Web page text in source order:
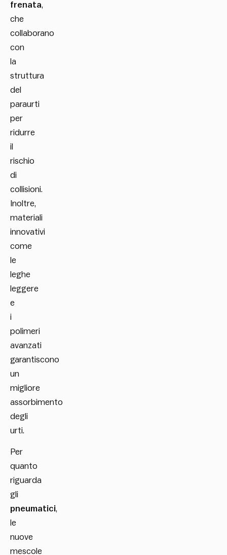
frenata,
che
collaborano
con
la
struttura
del
paraurti
per
ridurre
il
rischio
di
collisioni.
Inoltre,
materiali
innovativi
come
le
leghe
leggere
e
i
polimeri
avanzati
garantiscono
un
migliore
assorbimento
degli
urti.
Per
quanto
riguarda
gli
pneumatici,
le
nuove
mescole